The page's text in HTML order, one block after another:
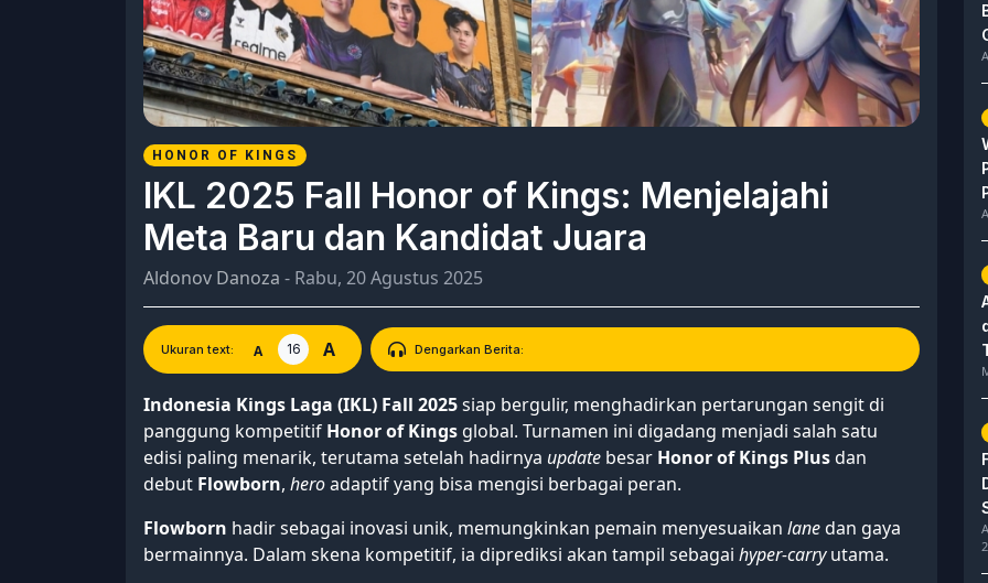
HONOR OF KINGS
IKL 2025 Fall Honor of Kings: Menjelajahi
Meta Baru dan Kandidat Juara
Aldonov Danoza - Rabu, 20 Agustus 2025
Ukuran text: A 16 A Dengarkan Berita:
Indonesia Kings Laga (IKL) Fall 2025siap bergulir, menghadirkan pertarungan sengit di
panggung kompetitif Honor of Kings global. Turnamen ini digadang menjadi salah satu
edisi paling menarik, terutama setelah hadirnya update besar Honor of Kings Plusdan
debut Flowborn, heroadaptif yang bisa mengisi berbagai peran.
Flowborn hadir sebagai inovasi unik, memungkinkan pemain menyesuaikan lanedan gaya
bermainnya. Dalam skena kompetitif, ia diprediksi akan tampil sebagai hyper-carryutama.